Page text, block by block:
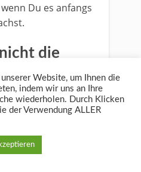
Du es anfangs
die
Weise auch von mir
Dir auch dazu
Website, um Ihnen die
indem wir uns an Ihre
wiederholen. Durch Klicken
der Verwendung ALLER